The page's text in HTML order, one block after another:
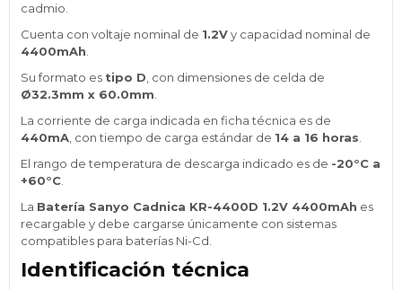
cadmio.
Cuenta con voltaje nominal de 1.2Vy capacidad nominal de
4400mAh
Su formato es tipo D , con dimensiones de celda de
Ø32.3mm x 60.0mm
La corriente de carga indicada en ficha técnica es de
440mA , con tiempo de carga estándar de 14 a 16 horas
El rango de temperatura de descarga indicado es de -20°C a
+60°C
La Batería Sanyo Cadnica KR-4400D 1.2V 4400mAh es
recargable y debe cargarse únicamente con sistemas
compatibles para baterías Ni-Cd.
Identificación técnica